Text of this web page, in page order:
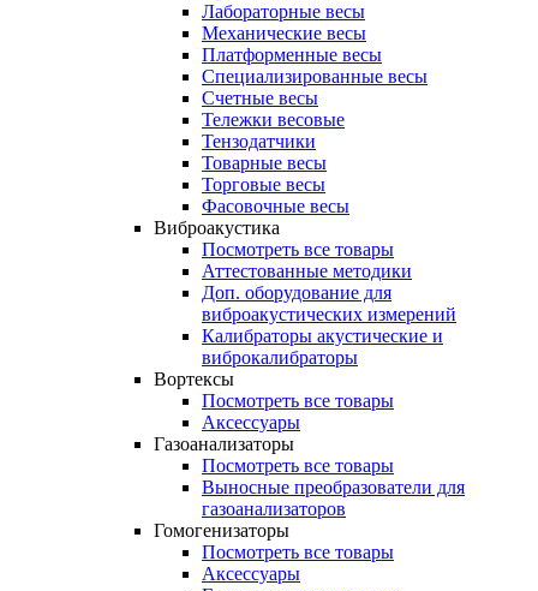
Лабораторные весы
Механические весы
Платформенные весы
Специализированные весы
Счетные весы
Тележки весовые
Тензодатчики
Товарные весы
Торговые весы
Фасовочные весы
Виброакустика
Посмотреть все товары
Аттестованные методики
Доп. оборудование для
виброакустических измерений
Калибраторы акустические и
виброкалибраторы
Вортексы
Посмотреть все товары
Аксессуары
Газоанализаторы
Посмотреть все товары
Выносные преобразователи для
газоанализаторов
Гомогенизаторы
Посмотреть все товары
Аксессуары